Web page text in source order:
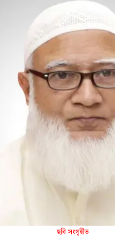
ছবি সংগৃহীত